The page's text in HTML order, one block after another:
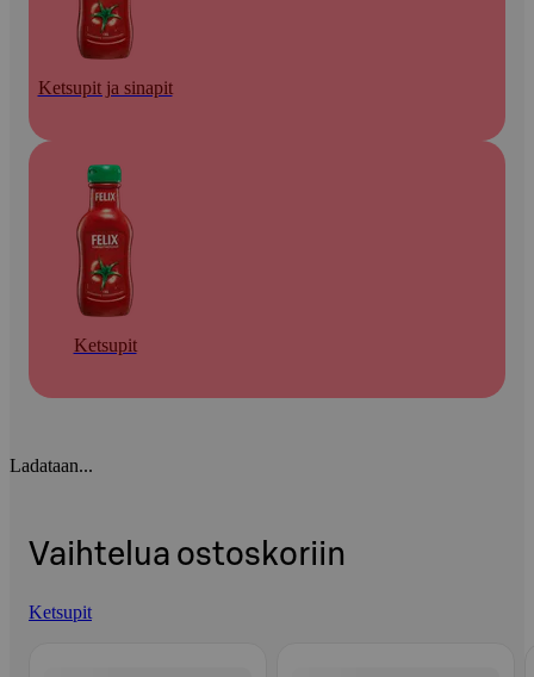
Ketsupit ja sinapit
Ketsupit
Ladataan...
Vaihtelua ostoskoriin
Ketsupit